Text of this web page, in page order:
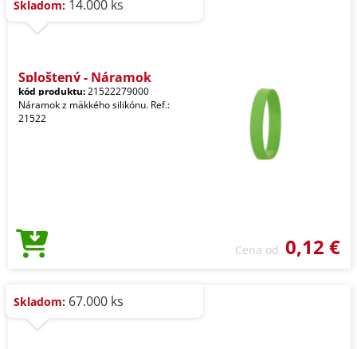
Skladom: 14.000 ks
Sploštený - Náramok
kód produktu:21522279000
Náramok z mäkkého silikónu. Ref.:
21522
Cena od 0,12 €
Skladom: 67.000 ks